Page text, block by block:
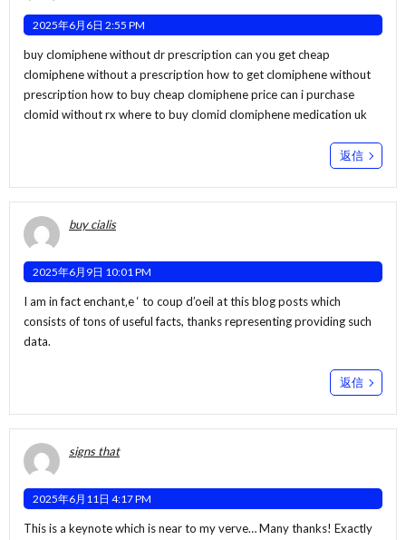
2025年6月6日 2:55 PM
buy clomiphene without dr prescription can you get cheap
clomiphene without a prescription how to get clomiphene without
prescription how to buy cheap clomiphene pricecan i purchase
clomid without rx where to buy clomid clomiphene medication uk
返信
buy cialis
2025年6月9日 10:01 PM
I am in fact enchant‚e ‘ to coup d’oeil at this blog posts which
consists of tons of useful facts, thanks representing providing such
data.
返信
signs that
2025年6月11日 4:17 PM
This is a keynote which is near to my verve… Many thanks! Exactly